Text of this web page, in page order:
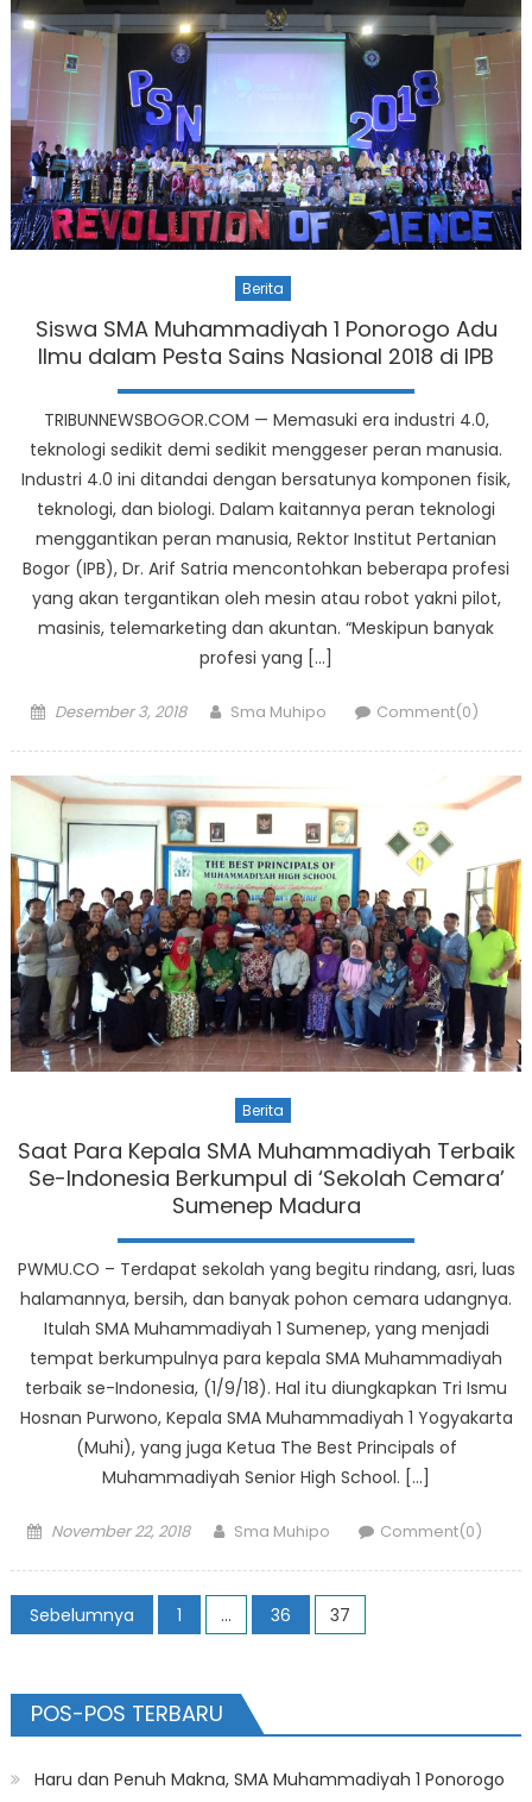
Berita
Siswa SMA Muhammadiyah 1 Ponorogo Adu
Ilmu dalam Pesta Sains Nasional 2018 di IPB
TRIBUNNEWSBOGOR.COM — Memasuki era industri 4.0,
teknologi sedikit demi sedikit menggeser peran manusia.
Industri 4.0 ini ditandai dengan bersatunya komponen fisik,
teknologi, dan biologi. Dalam kaitannya peran teknologi
menggantikan peran manusia, Rektor Institut Pertanian
Bogor (IPB), Dr. Arif Satria mencontohkan beberapa profesi
yang akan tergantikan oleh mesin atau robot yakni pilot,
masinis, telemarketing dan akuntan. “Meskipun banyak
profesi yang […]
Posted
Desember 3, 2018 Author
Sma Muhipo Comment(0)
Berita
Saat Para Kepala SMA Muhammadiyah Terbaik
Se-Indonesia Berkumpul di ‘Sekolah Cemara’
Sumenep Madura
PWMU.CO – Terdapat sekolah yang begitu rindang, asri, luas
halamannya, bersih, dan banyak pohon cemara udangnya.
Itulah SMA Muhammadiyah 1 Sumenep, yang menjadi
tempat berkumpulnya para kepala SMA Muhammadiyah
terbaik se-Indonesia, (1/9/18). Hal itu diungkapkan Tri Ismu
Hosnan Purwono, Kepala SMA Muhammadiyah 1 Yogyakarta
(Muhi), yang juga Ketua The Best Principals of
Muhammadiyah Senior High School. […]
Posted
November 22, 2018 Author
Sma Muhipo Comment(0)
Paginasi
Sebelumnya 1 … 36 37
POS-POS TERBARU
Haru dan Penuh Makna, SMA Muhammadiyah 1 Ponorogo